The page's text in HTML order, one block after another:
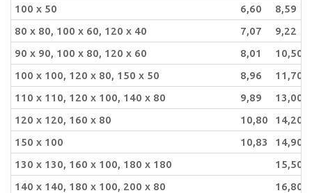
100 x 50
6,60 8,59
80 x 80, 100 x 60, 120 x 40
7,07 9,22
90 x 90, 100 x 80, 120 x 60
8,01 10,50
100 x 100, 120 x 80, 150 x 50
8,96 11,70
110 x 110, 120 x 100, 140 x 80
9,89 13,00
120 x 120, 160 x 80
10,80 14,20
150 x 100
10,83 14,90
130 x 130, 160 x 100, 180 x 180
15,50
140 x 140, 180 x 100, 200 x 80
16,80